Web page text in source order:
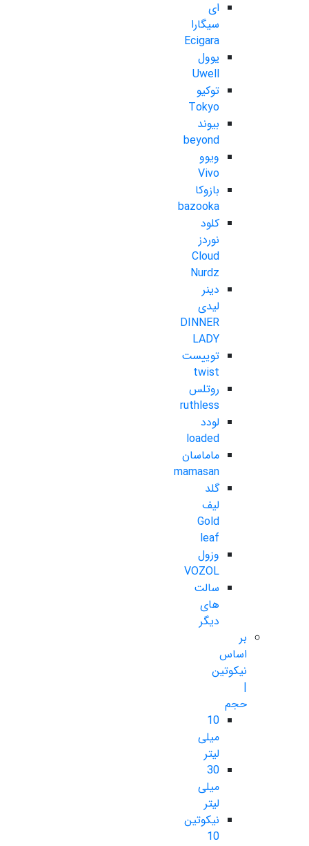
ای
سیگارا
Ecigara
یوول
Uwell
توکیو
Tokyo
بیوند
beyond
ویوو
Vivo
بازوکا
bazooka
کلود
نوردز
Cloud
Nurdz
دینر
لیدی
DINNER
LADY
توییست
twist
روتلس
ruthless
لودد
loaded
ماماسان
mamasan
گلد
لیف
Gold
leaf
وزول
VOZOL
سالت
های
دیگر
بر
اساس
نیکوتین
|
حجم
10
میلی
لیتر
30
میلی
لیتر
نیکوتین
10